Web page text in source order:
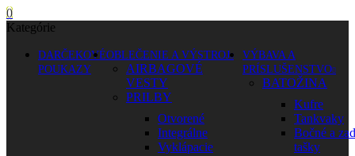
0
Kategórie
DARČEKOVÉ
POUKAZY
OBLEČENIE A VÝSTROJ
AIRBAGOVÉ
VESTY
PRILBY
Otvorené
Integrálne
Vyklápacie
VÝBAVA A
PRÍSLUŠENSTVO
BATOŽINA
Kufre
Tankvaky
Bočné a
tašky